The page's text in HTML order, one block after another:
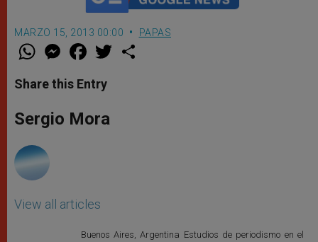
MARZO 15, 2013 00:00 PAPAS
W
t
s
p
p
M
e
s
e
g
e
F
a
e
b
o
k
w
Share this Entry
Sergio Mora
View all articles
Buenos Aires, Argentina Estudios de periodismo en el